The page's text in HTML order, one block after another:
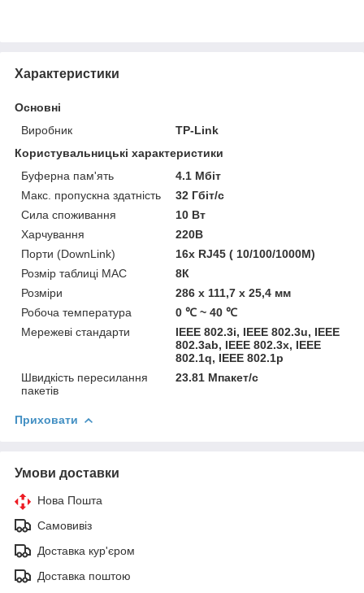
Характеристики
Основні
Виробник
TP-Link
Користувальницькі характеристики
Буферна пам'ять
4.1 Мбіт
Макс. пропускна здатність
32 Гбіт/c
Сила споживання
10 Вт
Харчування
220В
Порти (DownLink)
16x RJ45 ( 10/100/1000M)
Розмір таблиці MAC
8К
Розміри
286 х 111,7 х 25,4 мм
Робоча температура
0 ℃ ~ 40 ℃
Мережеві стандарти
IEEE 802.3i, IEEE 802.3u, IEEE
802.3ab, IEEE 802.3x, IEEE
802.1q, IEEE 802.1p
Швидкість пересилання
пакетів
23.81 Мпакет/с
Приховати
Умови доставки
Нова Пошта
Самовивіз
Доставка кур'єром
Доставка поштою